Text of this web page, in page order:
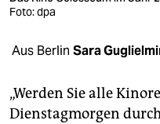
verlag
veranstaltungen
fragen & hilfe
Foto: dpa
Aus Berlin Sara
„Werden Sie alle
Dienstagmorgen